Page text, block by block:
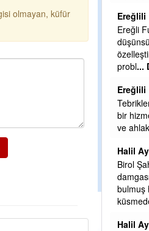
olmayan, küfür
Kulübünü Erdemir'i özelleştirenler
ve sahip çıksınlar. Erdemir
sponsor olurdu ve para
başkanım ve yönetim kurulu, güzel
terası sayenizde huzur
teşekkürler
vurmuş siyasi geleneğin vücut
hali yalpalamadan saf değiştirmeden